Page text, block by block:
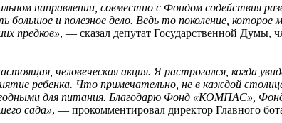
направлении, совместно с Фондом содействия
большое и полезное дело. Ведь то поколение,
предков», — сказал депутат Государственной Думы,
человеческая акция. Я растрогался, когда
ребенка. Что примечательно, не в каждой
для питания. Благодарю Фонд «КОМПАС»,
сада», — прокомментировал директор Главного